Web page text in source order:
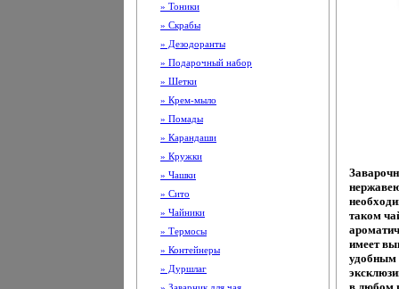
» Тоники
» Скрабы
» Дезодоранты
» Подарочный набор
» Шетки
» Крем-мыло
» Помады
» Карандаши
» Кружки
» Чашки
» Сито
» Чайники
» Термосы
» Контейнеры
» Дуршлаг
таком
имеет
удобным